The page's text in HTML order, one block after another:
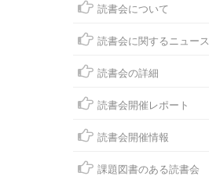
読書会について
読書会に関するニュース
読書会の詳細
読書会開催レポート
読書会開催情報
課題図書のある読書会